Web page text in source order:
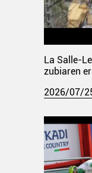
La Salle-
zubiaren
2026/07/